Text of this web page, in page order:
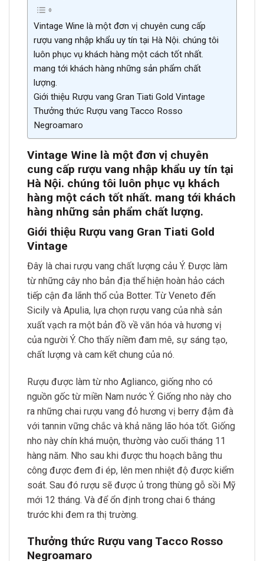
Vintage Wine là một đơn vị chuyên cung cấp
rượu vang nhập khẩu uy tín tại Hà Nội. chúng tôi
luôn phục vụ khách hàng một cách tốt nhất.
mang tới khách hàng những sản phẩm chất
lượng.
Giới thiệu Rượu vang Gran Tiati Gold Vintage
Thưởng thức Rượu vang Tacco Rosso
Negroamaro
Vintage Wine là một đơn vị chuyên
cung cấp rượu vang nhập khẩu uy tín tại
Hà Nội. chúng tôi luôn phục vụ khách
hàng một cách tốt nhất. mang tới khách
hàng những sản phẩm chất lượng.
Giới thiệu Rượu vang Gran Tiati Gold
Vintage
Đây là chai rượu vang chất lượng cảu Ý. Được làm
từ những cây nho bản địa thể hiện hoàn hảo cách
tiếp cận đa lãnh thổ của Botter. Từ Veneto đến
Sicily và Apulia, lựa chọn rượu vang của nhà sản
xuất vạch ra một bản đồ về văn hóa và hương vị
của người Ý. Cho thấy niềm đam mê, sự sáng tạo,
chất lượng và cam kết chung của nó.
Rượu được làm từ nho Aglianco, giống nho có
nguồn gốc từ miền Nam nước Ý. Giống nho này cho
ra những chai rượu vang đỏ hương vị berry đậm đà
với tannin vững chắc và khả năng lão hóa tốt. Giống
nho này chín khá muộn, thường vào cuối tháng 11
hàng năm. Nho sau khi được thu hoạch bằng thu
công được đem đi ép, lên men nhiệt độ được kiểm
soát. Sau đó rượu sẽ được ủ trong thùng gỗ sồi Mỹ
mới 12 tháng. Và để ổn định trong chai 6 tháng
trước khi đem ra thị trường.
Thưởng thức Rượu vang Tacco Rosso
Negroamaro